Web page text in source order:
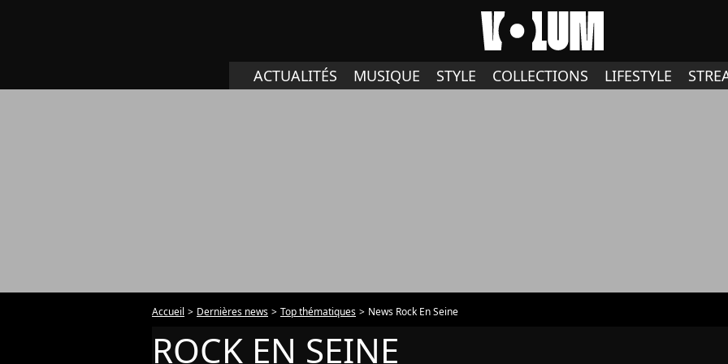
ACTUALITÉS MUSIQUE STYLE COLLECTIONS LIFESTYLE
Accueil Dernières news Top thématiques News Rock En Seine
ROCK EN SEINE